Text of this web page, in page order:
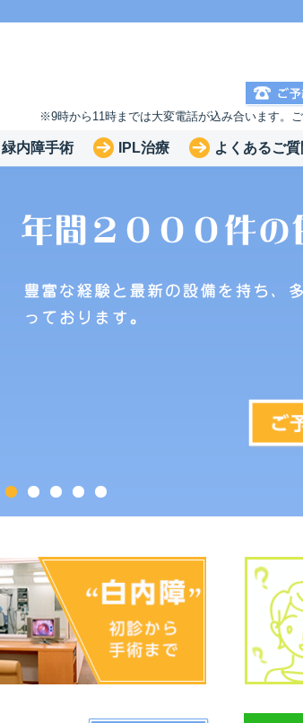
※9時から11時までは大変電話が込み合います。
緑内障手術 IPL治療 よくあるご質